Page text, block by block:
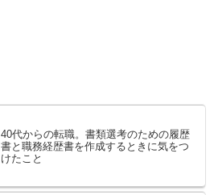
40代からの転職。書類選考のための履歴
書と職務経歴書を作成するときに気をつ
けたこと